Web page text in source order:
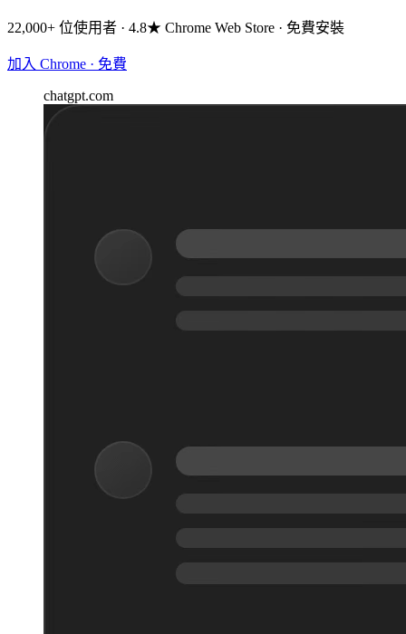
22,000+ 位使用者 · 4.8★ Chrome Web Store · 免費安裝
加入 Chrome · 免費
chatgpt.com